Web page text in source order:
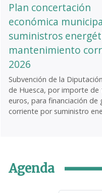
Plan concertación
económica
suministros
mantenimiento
2026
Subvención de la
de Huesca, por importe de
euros, para financiación de
corriente por suministro
Agenda